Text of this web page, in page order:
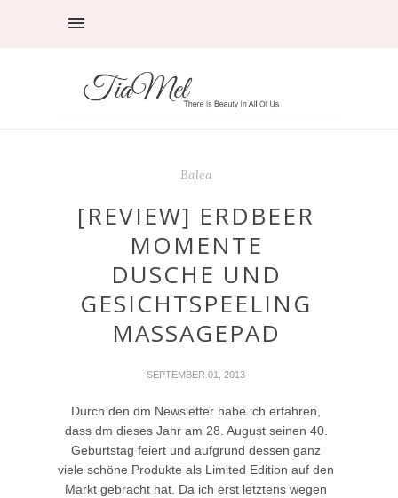
Balea
[REVIEW] ERDBEER
MOMENTE
DUSCHE UND
GESICHTSPEELING
MASSAGEPAD
SEPTEMBER 01, 2013
Durch den dm Newsletter habe ich erfahren,
dass dm dieses Jahr am 28. August seinen 40.
Geburtstag feiert und aufgrund dessen ganz
viele schöne Produkte als Limited Edition auf den
Markt gebracht hat. Da ich erst letztens wegen